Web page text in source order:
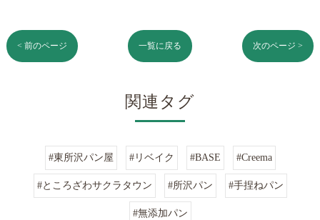
< 前のページ 一覧に戻る 次のページ >
関連タグ
#東所沢パン屋 #リベイク #BASE #Creema
#ところざわサクラタウン #所沢パン #手捏ねパン
#無添加パン